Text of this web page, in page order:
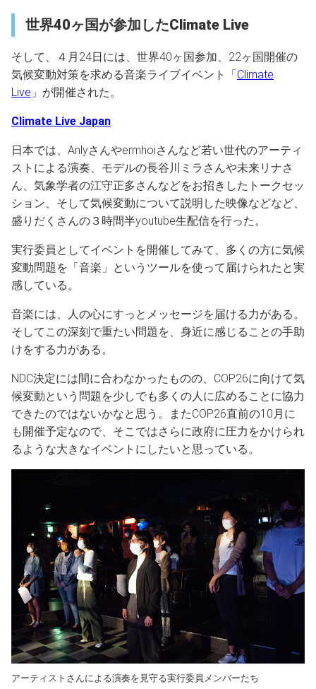
世界40ヶ国が参加したClimate Live
そして、４月24日には、世界40ヶ国参加、22ヶ国開催の
気候変動対策を求める音楽ライブイベント「Climate
Live 」が開催された。
Climate Live Japan
日本では、Anlyさんやermhoiさんなど若い世代のアーティ
ストによる演奏、モデルの長谷川ミラさんや未来リナさ
ん、気象学者の江守正多さんなどをお招きしたトークセッ
ション、そして気候変動について説明した映像などなど、
盛りだくさんの３時間半youtube生配信を行った。
実行委員としてイベントを開催してみて、多くの方に気候
変動問題を「音楽」というツールを使って届けられたと実
感している。
音楽には、人の心にすっとメッセージを届ける力がある。
そしてこの深刻で重たい問題を、身近に感じることの手助
けをする力がある。
NDC決定には間に合わなかったものの、COP26に向けて気
候変動という問題を少しでも多くの人に広めることに協力
できたのではないかなと思う。またCOP26直前の10月に
も開催予定なので、そこではさらに政府に圧力をかけられ
るような大きなイベントにしたいと思っている。
アーティストさんによる演奏を見守る実行委員メンバーたち